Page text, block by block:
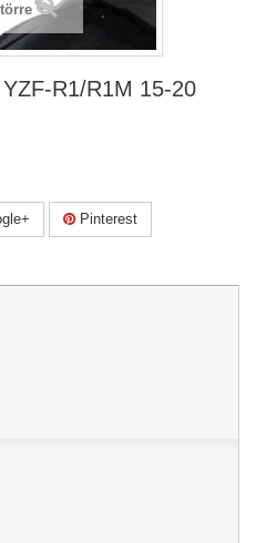
R1/R1M 15-20
Pinterest